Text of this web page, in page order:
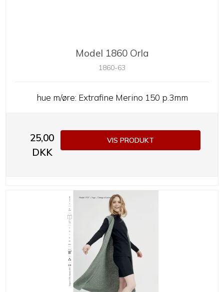
Model 1860 Orla
1860-63
hue m/øre: Extrafine Merino 150 p.3mm
25,00
DKK
VIS PRODUKT